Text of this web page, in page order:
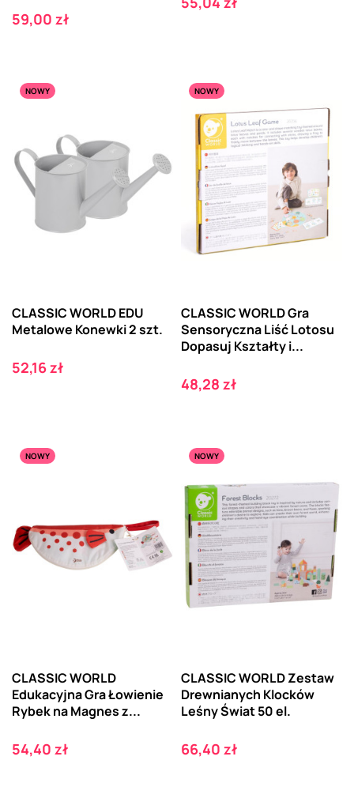
Cena
59,00 zł
NOWY
CLASSIC WORLD EDU
Metalowe Konewki 2 szt.
Cena
52,16 zł
NOWY
CLASSIC WORLD Gra
Sensoryczna Liść Lotosu
Dopasuj Kształty i...
Cena
48,28 zł
NOWY
CLASSIC WORLD
Edukacyjna Gra Łowienie
Rybek na Magnes z...
Cena
54,40 zł
NOWY
CLASSIC WORLD Zestaw
Drewnianych Klocków
Leśny Świat 50 el.
Cena
66,40 zł